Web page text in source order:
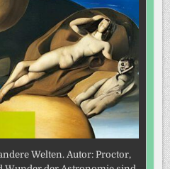
Welten. Autor: Proctor,